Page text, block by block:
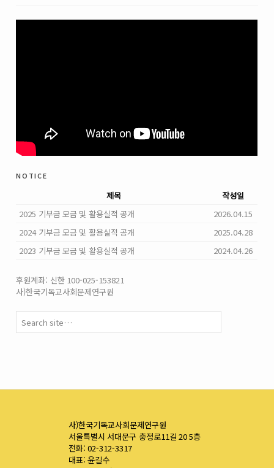
notice
제목
작성일
2025 기부금 모금 및 활용실적 공개
2026.04.15
2024 기부금 모금 및 활용실적 공개
2025.04.28
2023 기부금 모금 및 활용실적 공개
2024.04.26
후원계좌: 신한 100-025-153821
사)한국기독교사회문제연구원
사)한국기독교사회문제연구원
서울특별시 서대문구 충정로11길 20 5층
전화: 02-312-3317
대표: 윤길수